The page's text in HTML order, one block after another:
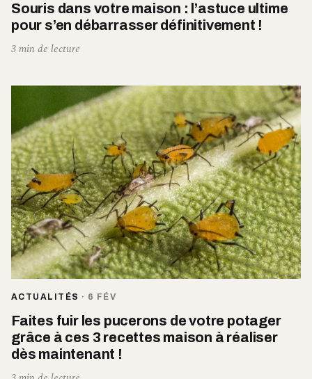
Souris dans votre maison : l’astuce ultime
pour s’en débarrasser définitivement !
3 min de lecture
ACTUALITÉS · 6 FÉV
Faites fuir les pucerons de votre potager
grâce à ces 3 recettes maison à réaliser
dès maintenant !